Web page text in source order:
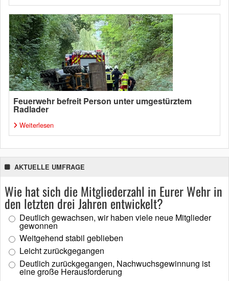
Feuerwehr befreit Person unter umgestürztem
Radlader
Weiterlesen
AKTUELLE UMFRAGE
Wie hat sich die Mitgliederzahl in Eurer Wehr in
den letzten drei Jahren entwickelt?
Deutlich gewachsen, wir haben viele neue Mitglieder
gewonnen
Weitgehend stabil geblieben
Leicht zurückgegangen
Deutlich zurückgegangen, Nachwuchsgewinnung ist
eine große Herausforderung